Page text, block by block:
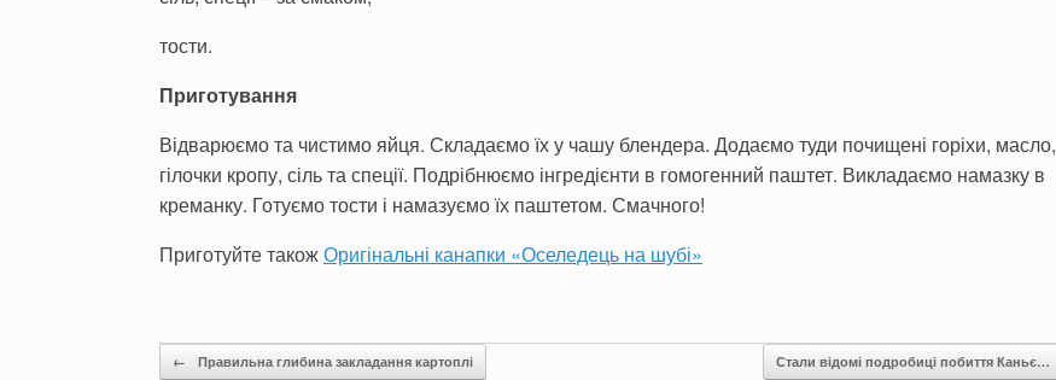
тости.
Приготування
Відварюємо та чистимо яйця. Складаємо їх у чашу блендера. Додаємо туди почищені горіхи, масло,
гілочки кропу, сіль та спеції. Подрібнюємо інгредієнти в гомогенний паштет. Викладаємо намазку в
креманку. Готуємо тости і намазуємо їх паштетом. Смачного!
Приготуйте такожОригінальні канапки «Оселедець на шубі»
Post navigation
← Правильна глибина закладання картоплі Стали відомі подробиці побиття Каньє…